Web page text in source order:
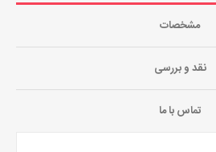
مشخصات
نقد و بررسی
تماس با ما